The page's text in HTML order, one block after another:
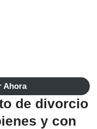
Ahora
de divorcio
y con